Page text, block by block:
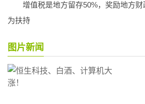
增值税是地方留存50%，奖励地方财
为扶持
图片新闻